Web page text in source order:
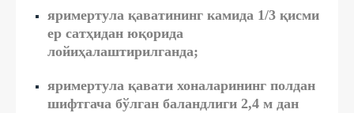
яримертула қаватининг камида 1/3 қисми
ер сатҳидан юқорида
лойиҳалаштирилганда;
яримертула қавати хоналарининг полдан
шифтгача бўлган баландлиги 2,4 м дан